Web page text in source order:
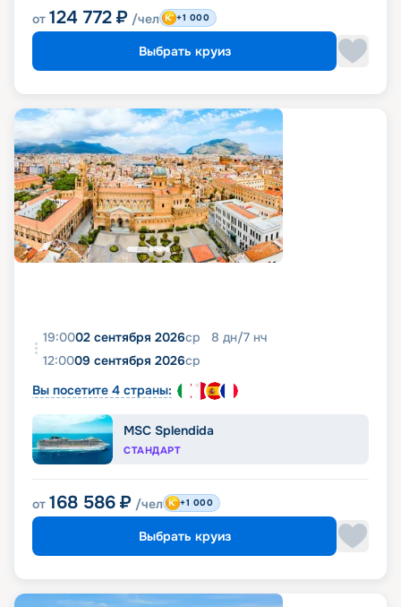
от 124 772 ₽ /чел +1 000
Выбрать круиз
19:0002 сентября 2026ср 8 дн/7 нч
12:0009 сентября 2026ср
Вы посетите 4 страны:
MSC Splendida
СТАНДАРТ
от 168 586 ₽ /чел +1 000
Выбрать круиз